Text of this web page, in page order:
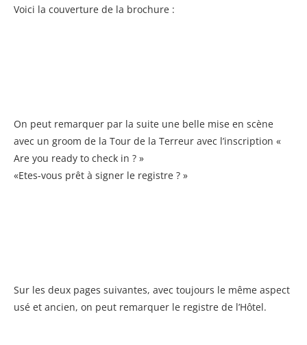
Voici la couverture de la brochure :
On peut remarquer par la suite une belle mise en scène
avec un groom de la Tour de la Terreur avec l’inscription «
Are you ready to check in ? »
«Etes-vous prêt à signer le registre ? »
Sur les deux pages suivantes, avec toujours le même aspect
usé et ancien, on peut remarquer le registre de l’Hôtel.